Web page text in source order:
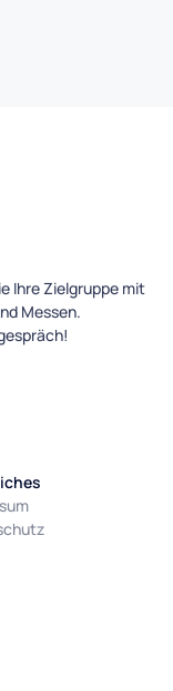
Ihre Zielgruppe mit
Messen.